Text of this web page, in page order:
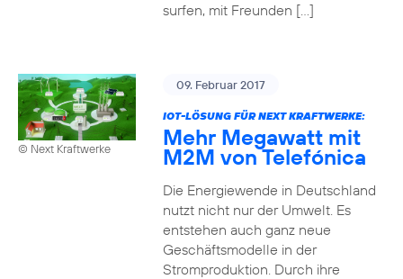
surfen, mit Freunden […]
© Next Kraftwerke
09. Februar 2017
IOT-LÖSUNG FÜR NEXT KRAFTWERKE:
Mehr Megawatt mit
M2M von Telefónica
Die Energiewende in Deutschland
nutzt nicht nur der Umwelt. Es
entstehen auch ganz neue
Geschäftsmodelle in der
Stromproduktion. Durch ihre